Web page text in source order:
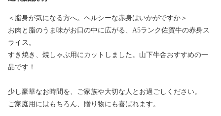
＜脂身が気になる方へ。ヘルシーな赤身はいかがですか＞
お肉と脂のうま味がお口の中に広がる、A5ランク佐賀牛の赤身ス
ライス。
すき焼き、焼しゃぶ用にカットしました。山下牛舎おすすめの一
品です！
少し豪華なお時間を、ご家族や大切な人とお過ごしください。
ご家庭用にはもちろん、贈り物にも喜ばれます。